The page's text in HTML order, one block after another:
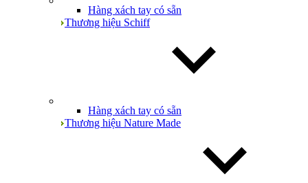
Hàng xách tay có sẵn
Thương hiệu Schiff
Hàng xách tay có sẵn
Thương hiệu Nature Made